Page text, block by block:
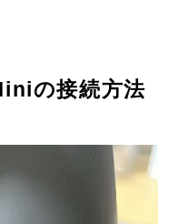
の接続方法